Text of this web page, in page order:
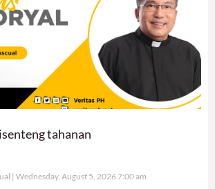
tahanan
Wednesday, August 5, 2026 7:00 am